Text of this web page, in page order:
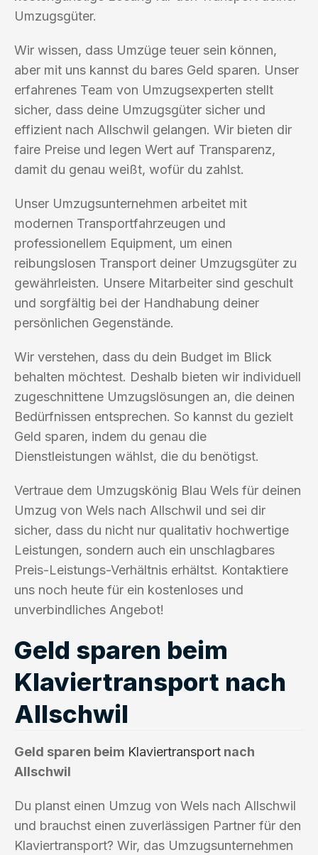
Umzugsgüter.
Wir wissen, dass Umzüge teuer sein können,
aber mit uns kannst du bares Geld sparen. Unser
erfahrenes Team von Umzugsexperten stellt
sicher, dass deine Umzugsgüter sicher und
effizient nach Allschwil gelangen. Wir bieten dir
faire Preise und legen Wert auf Transparenz,
damit du genau weißt, wofür du zahlst.
Unser Umzugsunternehmen arbeitet mit
modernen Transportfahrzeugen und
professionellem Equipment, um einen
reibungslosen Transport deiner Umzugsgüter zu
gewährleisten. Unsere Mitarbeiter sind geschult
und sorgfältig bei der Handhabung deiner
persönlichen Gegenstände.
Wir verstehen, dass du dein Budget im Blick
behalten möchtest. Deshalb bieten wir individuell
zugeschnittene Umzugslösungen an, die deinen
Bedürfnissen entsprechen. So kannst du gezielt
Geld sparen, indem du genau die
Dienstleistungen wählst, die du benötigst.
Vertraue dem Umzugskönig Blau Wels für deinen
Umzug von Wels nach Allschwil und sei dir
sicher, dass du nicht nur qualitativ hochwertige
Leistungen, sondern auch ein unschlagbares
Preis-Leistungs-Verhältnis erhältst. Kontaktiere
uns noch heute für ein kostenloses und
unverbindliches Angebot!
Geld sparen beim
Klaviertransport nach
Allschwil
Geld sparen beim Klaviertransport nach
Allschwil
Du planst einen Umzug von Wels nach Allschwil
und brauchst einen zuverlässigen Partner für den
Klaviertransport? Wir, das Umzugsunternehmen